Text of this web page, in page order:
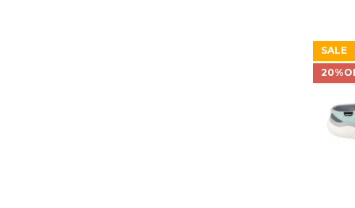
SALE